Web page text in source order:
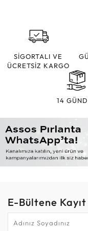
SİGORTALI VE
ÜCRETSİZ KARGO
14
E-Bültene